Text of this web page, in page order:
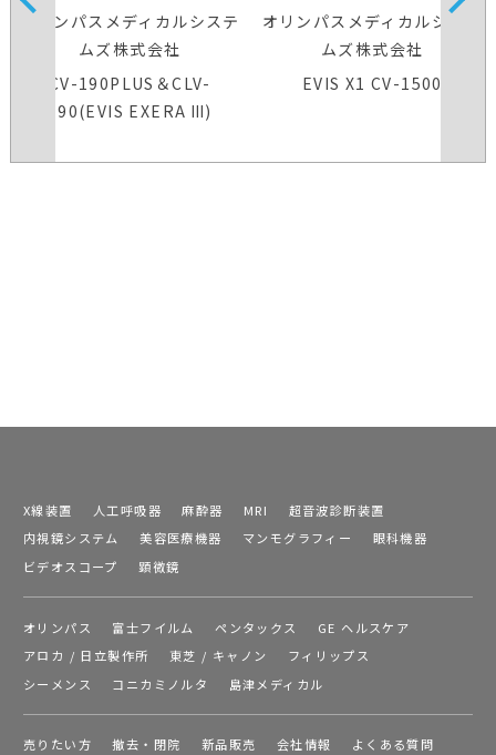
装置
オリンパスメディカルシステ
ムズ株式会社
CV-190PLUS＆CLV-
190(EVIS EXERA Ⅲ)
オリンパスメディカルシステ
ムズ株式会社
EVIS X1 CV-1500
X線装置 人工呼吸器 麻酔器 MRI
超音波診断装置
内視鏡システム
美容医療機器 マンモグラフィー
眼科機器
ビデオスコープ
顕微鏡
オリンパス 富士フイルム ペンタックス
GE ヘルスケア
アロカ / 日立製作所
東芝 / キャノン
フィリップス
シーメンス
コニカミノルタ 島津メディカル
売りたい方 撤去・閉院 新品販売 会社情報
よくある質問